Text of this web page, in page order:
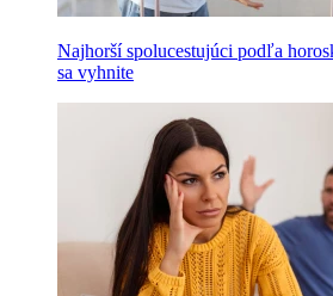
Najhorší spolucestujúci podľa
sa vyhnite